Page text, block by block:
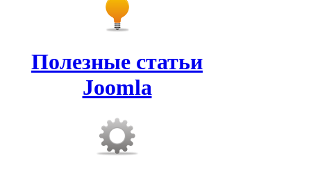
Полезные статьи
Joomla